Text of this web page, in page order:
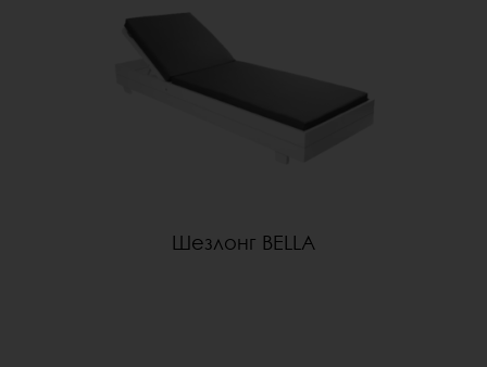
Шезлонг BELLA